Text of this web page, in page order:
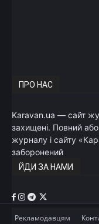
ПРО НАС
Karavan.ua — сайт
захищені. Повний
журналу і сайту
заборонений
ЙДИ ЗА НАМИ
Рекламодавцям